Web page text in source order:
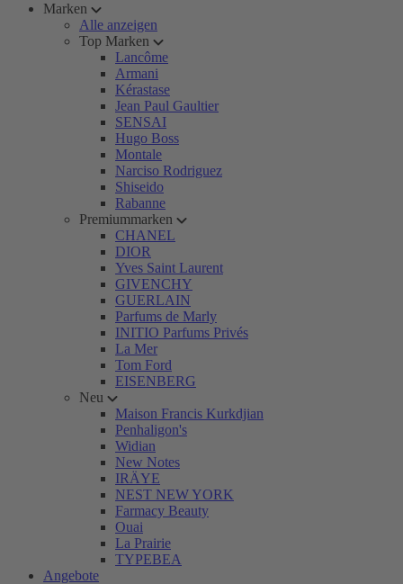
Marken
Alle anzeigen
Top Marken
Lancôme
Armani
Kérastase
Jean Paul Gaultier
SENSAI
Hugo Boss
Montale
Narciso Rodriguez
Shiseido
Rabanne
Premiummarken
CHANEL
DIOR
Yves Saint Laurent
GIVENCHY
GUERLAIN
Parfums de Marly
INITIO Parfums Privés
La Mer
Tom Ford
EISENBERG
Neu
Maison Francis Kurkdjian
Penhaligon's
Widian
New Notes
IRÄYE
NEST NEW YORK
Farmacy Beauty
Ouai
La Prairie
TYPEBEA
Angebote